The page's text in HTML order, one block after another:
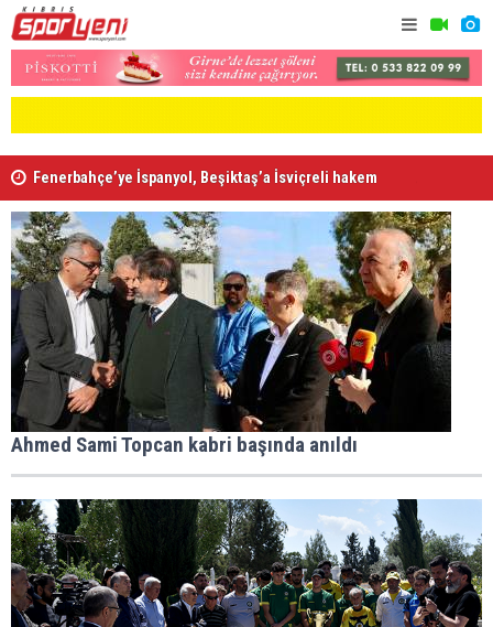
Fenerbahçe’ye İspanyol, Beşiktaş’a İsviçreli hakem
Ahmed Sami Topcan kabri başında anıldı